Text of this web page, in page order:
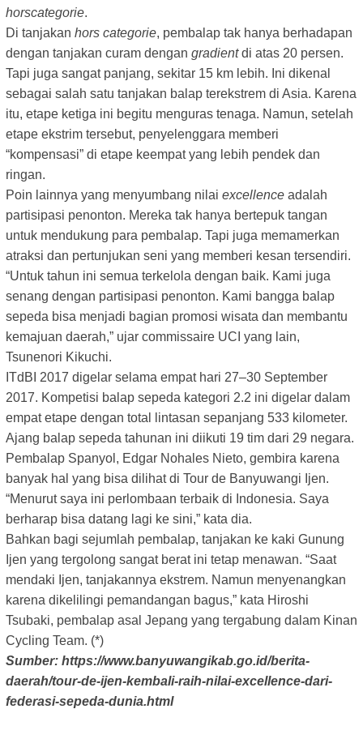
horscategorie.
Di tanjakan hors categorie, pembalap tak hanya berhadapan
dengan tanjakan curam dengan gradientdi atas 20 persen.
Tapi juga sangat panjang, sekitar 15 km lebih. Ini dikenal
sebagai salah satu tanjakan balap terekstrem di Asia. Karena
itu, etape ketiga ini begitu menguras tenaga. Namun, setelah
etape ekstrim tersebut, penyelenggara memberi
“kompensasi” di etape keempat yang lebih pendek dan
ringan.
Poin lainnya yang menyumbang nilai excellence adalah
partisipasi penonton. Mereka tak hanya bertepuk tangan
untuk mendukung para pembalap. Tapi juga memamerkan
atraksi dan pertunjukan seni yang memberi kesan tersendiri.
“Untuk tahun ini semua terkelola dengan baik. Kami juga
senang dengan partisipasi penonton. Kami bangga balap
sepeda bisa menjadi bagian promosi wisata dan membantu
kemajuan daerah,” ujar commissaire UCI yang lain,
Tsunenori Kikuchi.
ITdBI 2017 digelar selama empat hari 27–30 September
2017. Kompetisi balap sepeda kategori 2.2 ini digelar dalam
empat etape dengan total lintasan sepanjang 533 kilometer.
Ajang balap sepeda tahunan ini diikuti 19 tim dari 29 negara.
Pembalap Spanyol, Edgar Nohales Nieto, gembira karena
banyak hal yang bisa dilihat di Tour de Banyuwangi Ijen.
“Menurut saya ini perlombaan terbaik di Indonesia. Saya
berharap bisa datang lagi ke sini,” kata dia.
Bahkan bagi sejumlah pembalap, tanjakan ke kaki Gunung
Ijen yang tergolong sangat berat ini tetap menawan. “Saat
mendaki Ijen, tanjakannya ekstrem. Namun menyenangkan
karena dikelilingi pemandangan bagus,” kata Hiroshi
Tsubaki, pembalap asal Jepang yang tergabung dalam Kinan
Cycling Team. (*)
Sumber: https://www.banyuwangikab.go.id/berita-
daerah/tour-de-ijen-kembali-raih-nilai-excellence-dari-
federasi-sepeda-dunia.html